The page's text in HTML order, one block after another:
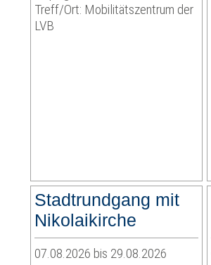
Treff/Ort: Mobilitätszentrum der
LVB
Stadtrundgang mit
Nikolaikirche
07.08.2026 bis 29.08.2026